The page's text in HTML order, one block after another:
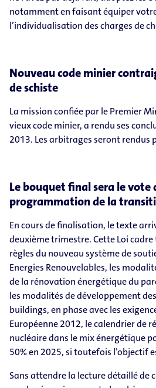
notamment en faisant équiper
l’individualisation des charges de
Nouveau code minier
de schiste
La mission confiée par le Premier
vieux code minier, a rendu ses
2013. Les arbitrages seront rendus
Le bouquet final sera le vote
programmation de la
En cours de finalisation, le texte
deuxième trimestre. Cette Loi
règles du nouveau système de
Energies Renouvelables, les
de la rénovation énergétique du
les modalités de développement
buildings, en phase avec les
Européenne 2012, le calendrier de
nucléaire dans le mix énergétique
50% en 2025, si toutefois l’objectif
Sans attendre la lecture détaillé de